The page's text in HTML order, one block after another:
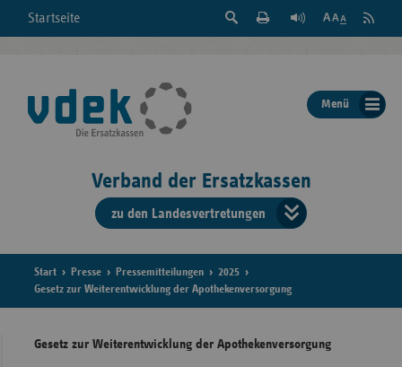
Startseite
Suche
der
Seite
Feed
Menü
Verband der Ersatzkassen
zu den Landesvertretungen
der
Start Presse Pressemitteilungen
2025
Gesetz zur Weiterentwicklung der Apothekenversorgung
Gesetz zur Weiterentwicklung der Apothekenversorgung